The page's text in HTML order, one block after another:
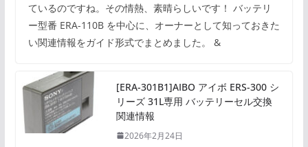
ているのですね。その情熱、素晴らしいです！ バッテリ
ー型番 ERA-110B を中心に、オーナーとして知っておきた
い関連情報をガイド形式でまとめました。 &
[ERA-301B1]AIBO アイボ ERS-300 シ
リーズ 31L専用 バッテリーセル交換
関連情報
2026年2月24日